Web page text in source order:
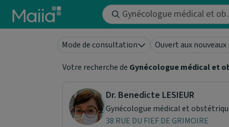
Aller au contenu principal
Mode de consultation Ouvert aux
Votre recherche de Gynécologue médical et
Dr. Benedicte LESIEUR
Gynécologue médical et
38 RUE DU FIEF DE GRIMOIRE